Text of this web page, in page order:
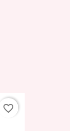
favorite_border